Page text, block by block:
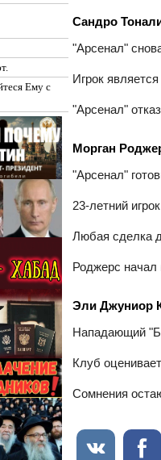
Ему с
Сандро
"Арсенал"
Игрок
"Арсенал"
Морган
"Арсенал"
23‑летний
Любая сделка
Роджерс
Эли Джуниор
Нападающий
Клуб
Сомнения